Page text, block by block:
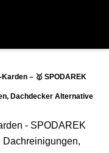
– 🥇 SPODAREK
Dachdecker Alternative